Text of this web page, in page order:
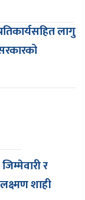
लागु
र
शाही